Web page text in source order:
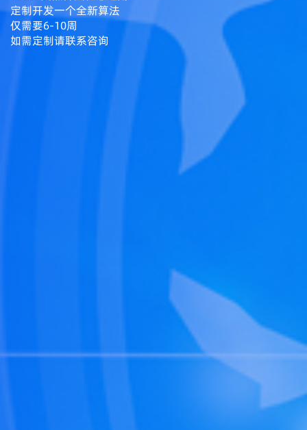
定制开发一个全新算法
仅需要6-10周
如需定制请联系咨询